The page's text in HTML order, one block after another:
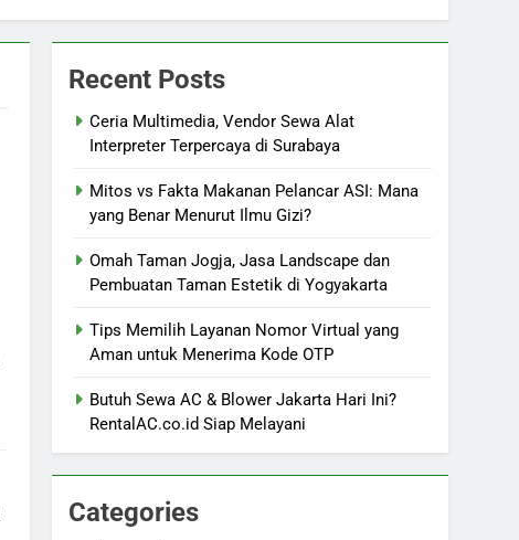
Recent Posts
Ceria Multimedia, Vendor Sewa Alat
Interpreter Terpercaya di Surabaya
Mitos vs Fakta Makanan Pelancar ASI: Mana
yang Benar Menurut Ilmu Gizi?
Omah Taman Jogja, Jasa Landscape dan
Pembuatan Taman Estetik di Yogyakarta
Tips Memilih Layanan Nomor Virtual yang
Aman untuk Menerima Kode OTP
Butuh Sewa AC & Blower Jakarta Hari Ini?
RentalAC.co.id Siap Melayani
Categories